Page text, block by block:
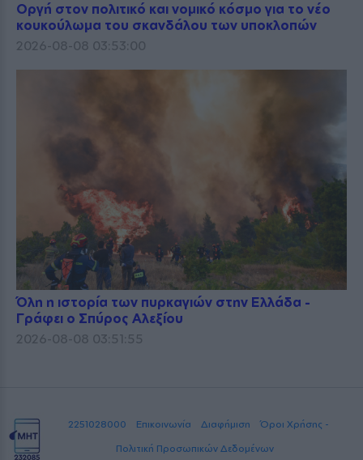
Οργή στον πολιτικό και νομικό κόσμο για το νέο
κουκούλωμα του σκανδάλου των υποκλοπών
2026-08-08 03:53:00
Όλη η ιστορία των πυρκαγιών στην Ελλάδα -
Γράφει ο Σπύρος Αλεξίου
2026-08-08 03:51:55
2251028000 Επικοινωνία Διαφήμιση
Όροι Χρήσης -
Πολιτική Προσωπικών Δεδομένων